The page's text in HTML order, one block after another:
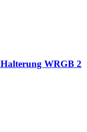
WRGB 2